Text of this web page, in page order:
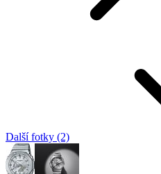
Další fotky (2)